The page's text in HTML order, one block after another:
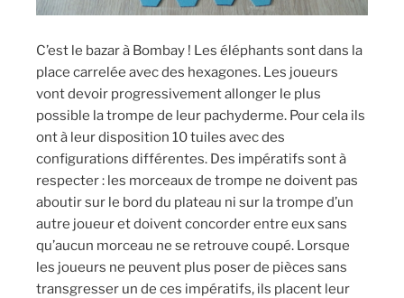
C’est le bazar à Bombay ! Les éléphants sont dans la
place carrelée avec des hexagones. Les joueurs
vont devoir progressivement allonger le plus
possible la trompe de leur pachyderme. Pour cela ils
ont à leur disposition 10 tuiles avec des
configurations différentes. Des impératifs sont à
respecter : les morceaux de trompe ne doivent pas
aboutir sur le bord du plateau ni sur la trompe d’un
autre joueur et doivent concorder entre eux sans
qu’aucun morceau ne se retrouve coupé. Lorsque
les joueurs ne peuvent plus poser de pièces sans
transgresser un de ces impératifs, ils placent leur